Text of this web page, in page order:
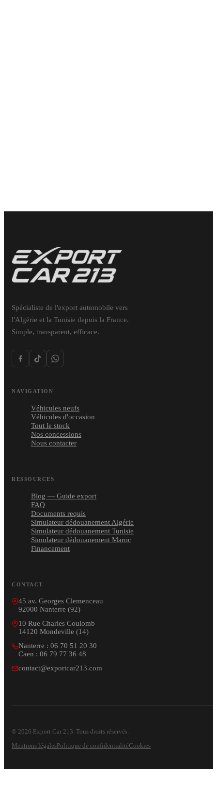
Spécialiste de l'export automobile vers
l'Algérie et la Tunisie depuis la France.
Simple, transparent, efficace.
NAVIGATION
Véhicules neufs
Véhicules d'occasion
Tout le stock
Nos concessions
Nous contacter
RESSOURCES
Blog — Guide export
FAQ
Documents requis
Simulateur dédouanement Algérie
Simulateur dédouanement Tunisie
Simulateur dédouanement Maroc
Financement
CONTACT
45 av. Georges Clemenceau
92000 Nanterre (92)
10 Rue Charles Coulomb
14120 Mondeville (14)
Nanterre : 06 70 51 20 30
Caen : 06 79 77 36 48
contact@exportcar213.com
© 2026 Export Car 213. Tous droits réservés.
Mentions légalesPolitique de confidentialitéCookies